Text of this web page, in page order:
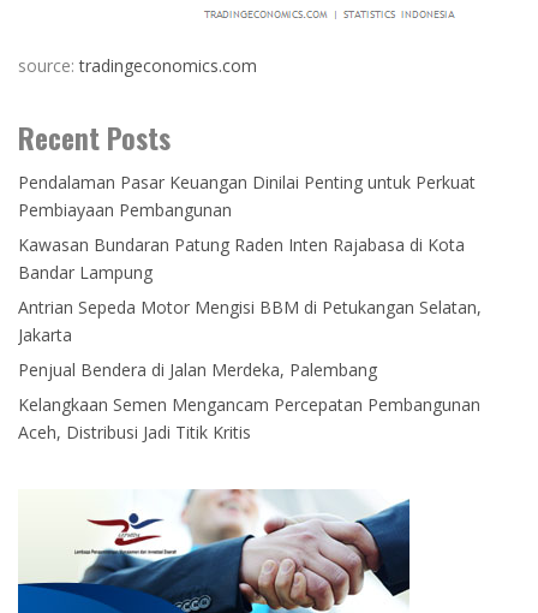
source:tradingeconomics.com
Recent Posts
Pendalaman Pasar Keuangan Dinilai Penting untuk Perkuat
Pembiayaan Pembangunan
Kawasan Bundaran Patung Raden Inten Rajabasa di Kota
Bandar Lampung
Antrian Sepeda Motor Mengisi BBM di Petukangan Selatan,
Jakarta
Penjual Bendera di Jalan Merdeka, Palembang
Kelangkaan Semen Mengancam Percepatan Pembangunan
Aceh, Distribusi Jadi Titik Kritis